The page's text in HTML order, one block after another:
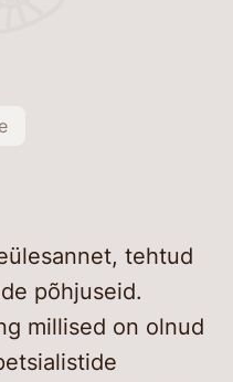
tehtud
põhjuseid.
millised on olnud